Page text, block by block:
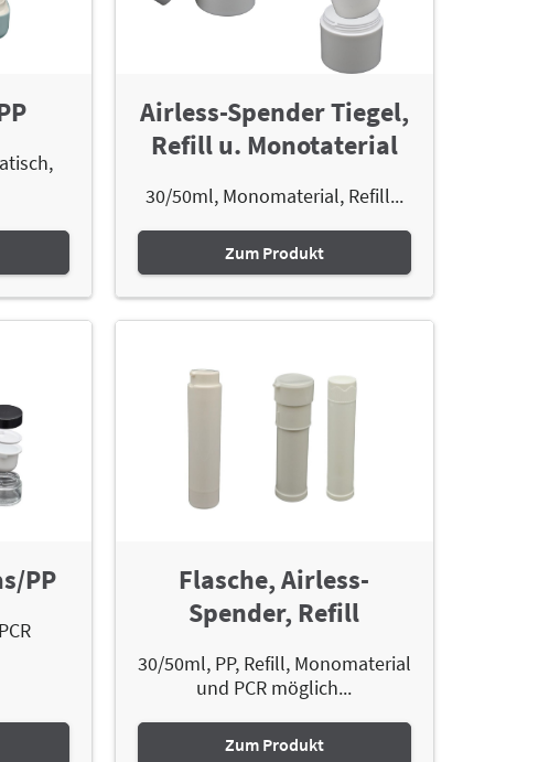
Airless-Spender Tiegel,
Refill u. Monotaterial
30/50ml, Monomaterial, Refill...
Zum Produkt
PP
Flasche, Airless-
Spender, Refill
30/50ml, PP, Refill, Monomaterial
und PCR möglich...
Zum Produkt